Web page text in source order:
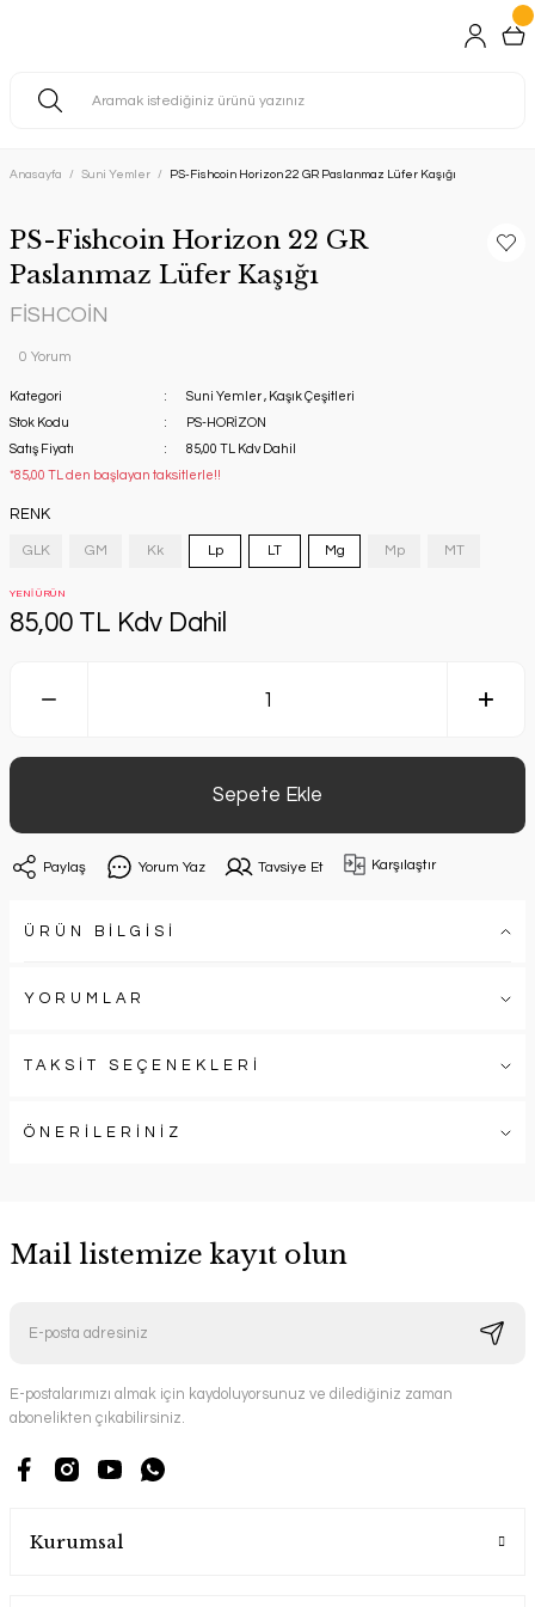
Anasayfa Suni Yemler PS-Fishcoin Horizon 22 GR Paslanmaz Lüfer Kaşığı
PS-Fishcoin Horizon 22 GR
Paslanmaz Lüfer Kaşığı
FİSHCOİN
0 Yorum
Kategori Suni Yemler , Kaşık Çeşitleri
Stok Kodu
PS-HORİZON
Satış Fiyatı
85,00 TL Kdv Dahil
*85,00 TL den başlayan taksitlerle!!
RENK
GLK GM Kk Lp LT Mg Mp MT
YENİ ÜRÜN
85,00 TL Kdv Dahil
Sepete Ekle
Paylaş Yorum Yaz Tavsiye Et Karşılaştır
ÜRÜN BİLGİSİ
YORUMLAR
TAKSİT SEÇENEKLERİ
ÖNERİLERİNİZ
Mail listemize kayıt olun
E-postalarımızı almak için kaydoluyorsunuz ve dilediğiniz zaman
abonelikten çıkabilirsiniz.
Kurumsal